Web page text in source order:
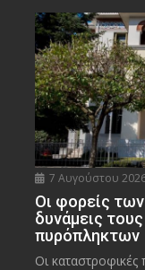
7 Αυγούστου
Οι φορείς
δυνάμεις
πυρόπληκτων
Οι καταστροφικές